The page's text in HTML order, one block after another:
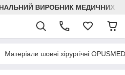
ВИРОБНИК МЕДИЧНИХ
Матеріали шовні хірургічні OPUSMED